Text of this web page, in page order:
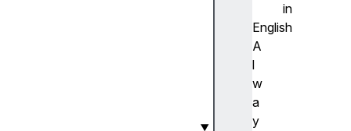
in
English
A
l
w
a
y